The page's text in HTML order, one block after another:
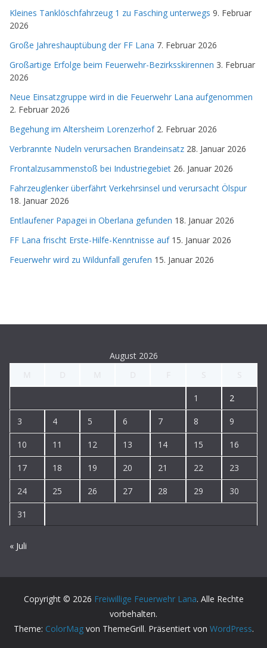
Kleines Tanklöschfahrzeug 1 zu Fasching unterwegs 9. Februar
2026
Große Jahreshauptübung der FF Lana 7. Februar 2026
Großartige Erfolge beim Feuerwehr-Bezirksskirennen 3. Februar
2026
Neue Einsatzgruppe wird in die Feuerwehr Lana aufgenommen
2. Februar 2026
Begehung im Altersheim Lorenzerhof 2. Februar 2026
Verbrannte Nudeln verursachen Brandeinsatz 28. Januar 2026
Frontalzusammenstoß bei Industriegebiet 26. Januar 2026
Fahrzeuglenker überfährt Verkehrsinsel und verursacht Ölspur
18. Januar 2026
Entlaufener Papagei in Oberlana gefunden 18. Januar 2026
FF Lana frischt Erste-Hilfe-Kenntnisse auf 15. Januar 2026
Feuerwehr wird zu Wildunfall gerufen 15. Januar 2026
August 2026
1 2
3 4 5 6 7 8 9
10 11 12 13 14 15 16
17 18 19 20 21 22 23
24 25 26 27 28 29 30
31
« Juli
Copyright © 2026 Freiwillige Feuerwehr Lana. Alle Rechte
vorbehalten.
Theme: ColorMagvon ThemeGrill. Präsentiert von WordPress.